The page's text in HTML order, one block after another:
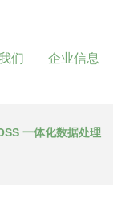
们 企业信息
一体化数据处理